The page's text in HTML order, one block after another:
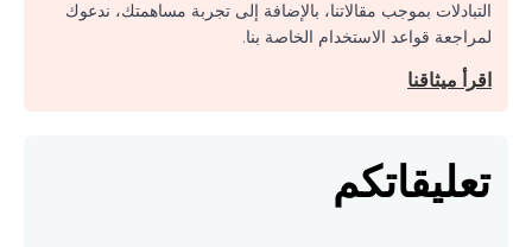
التبادلات بموجب مقالاتنا، بالإضافة إلى تجربة مساهمتك، ندعوك
لمراجعة قواعد الاستخدام الخاصة بنا.
اقرأ ميثاقنا
تعليقاتكم